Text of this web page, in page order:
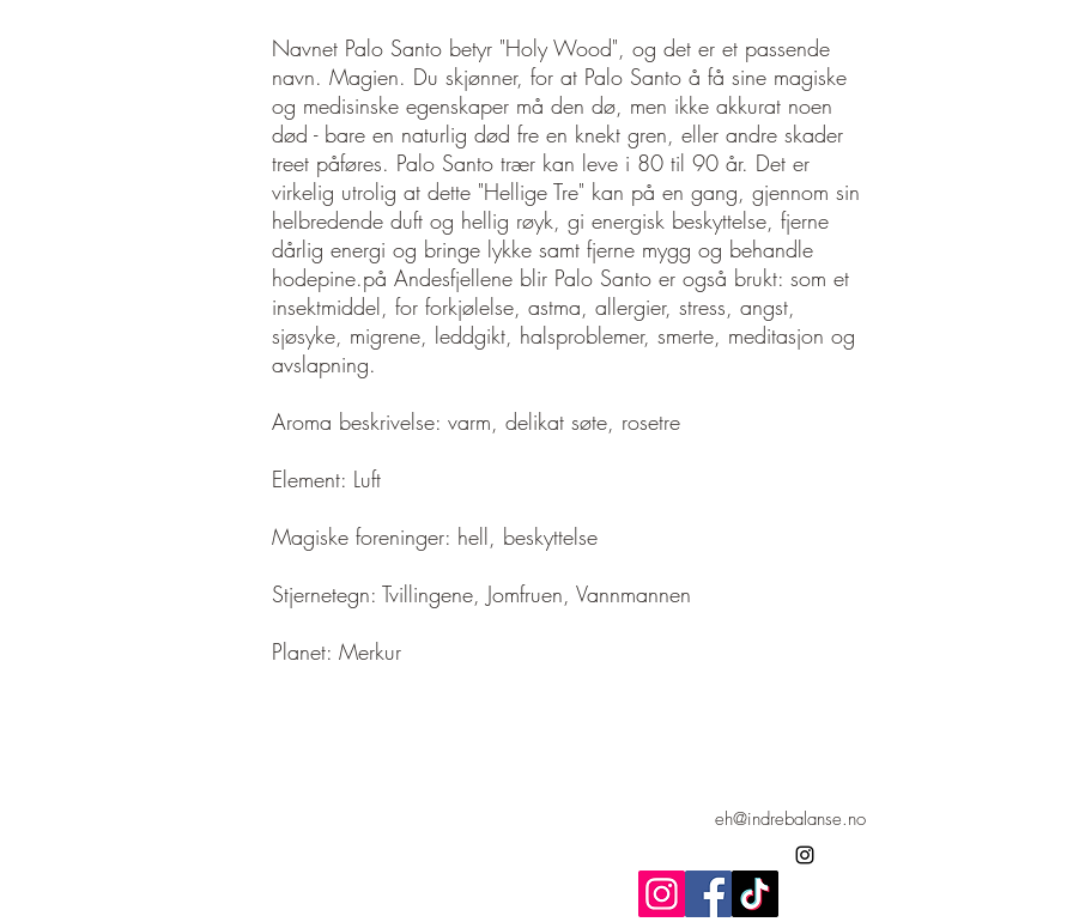
Navnet Palo Santo betyr "Holy Wood", og det er et passende
navn. Magien. Du skjønner, for at Palo Santo å få sine magiske
og medisinske egenskaper må den dø, men ikke akkurat noen
død - bare en naturlig død fre en knekt gren, eller andre skader
treet påføres. Palo Santo trær kan leve i 80 til 90 år. Det er
virkelig utrolig at dette "Hellige Tre" kan på en gang, gjennom sin
helbredende duft og hellig røyk, gi energisk beskyttelse, fjerne
dårlig energi og bringe lykke samt fjerne mygg og behandle
hodepine.på Andesfjellene blir Palo Santo er også brukt: som et
insektmiddel, for forkjølelse, astma, allergier, stress, angst,
sjøsyke, migrene, leddgikt, halsproblemer, smerte, meditasjon og
avslapning.
Aroma beskrivelse: varm, delikat søte, rosetre
Element: Luft
Magiske foreninger: hell, beskyttelse
Stjernetegn: Tvillingene, Jomfruen, Vannmannen
Planet: Merkur
eh@indrebalanse.no